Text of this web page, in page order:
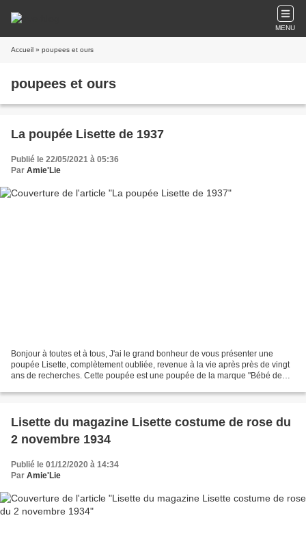
MENU
Accueil » poupees et ours
poupees et ours
La poupée Lisette de 1937
Publié le 22/05/2021 à 05:36
Par Amie'Lie
Bonjour à toutes et à tous, J'ai le grand bonheur de vous présenter une
poupée Lisette, complètement oubliée, revenue à la vie après près de vingt
ans de recherches. Cette poupée est une poupée de la marque "Bébé de
Lisette du magazine Lisette costume de rose du
2 novembre 1934
Publié le 01/12/2020 à 14:34
Par Amie'Lie